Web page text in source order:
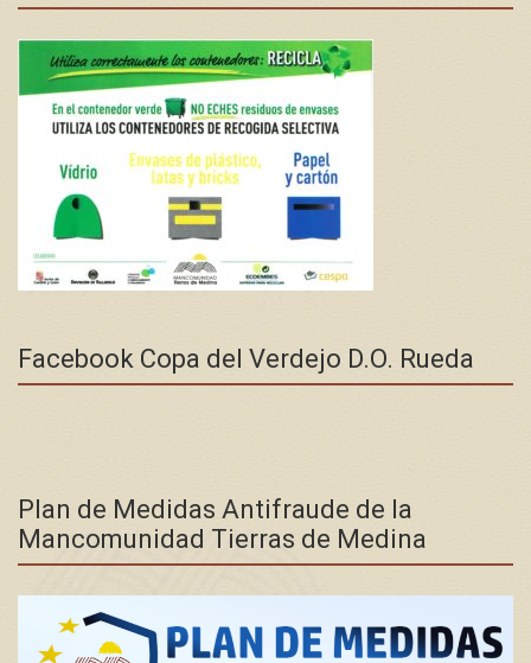
Facebook Copa del Verdejo D.O. Rueda
Plan de Medidas Antifraude de la
Mancomunidad Tierras de Medina